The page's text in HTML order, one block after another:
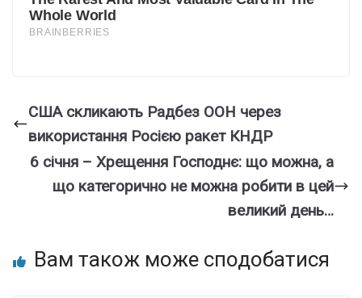
США скликають Радбез ООН через
використання Росією ракет КНДР
6 січня – Хрещення Господнє: що можна, а
що категорично не можна робити в цей
великий день…
Вам також може сподобатися